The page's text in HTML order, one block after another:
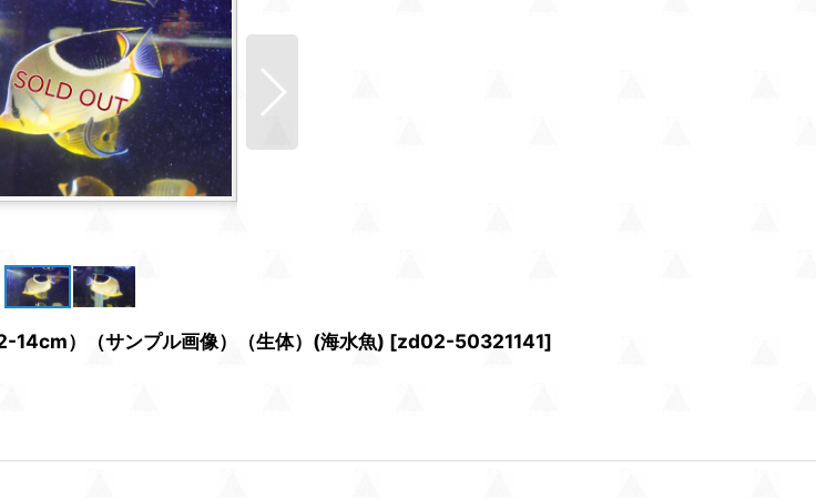
14cm）（サンプル画像）（生体）(海水魚) [zd02-50321141]